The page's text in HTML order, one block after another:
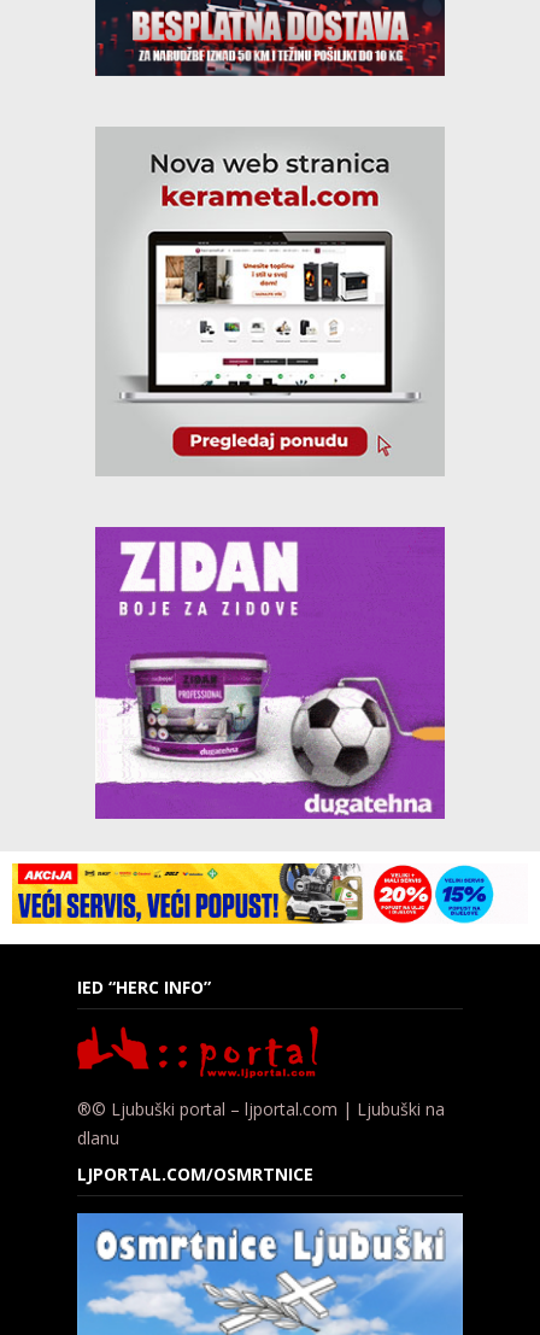
IED “HERC INFO”
®© Ljubuški portal – ljportal.com | Ljubuški na
dlanu
LJPORTAL.COM/OSMRTNICE